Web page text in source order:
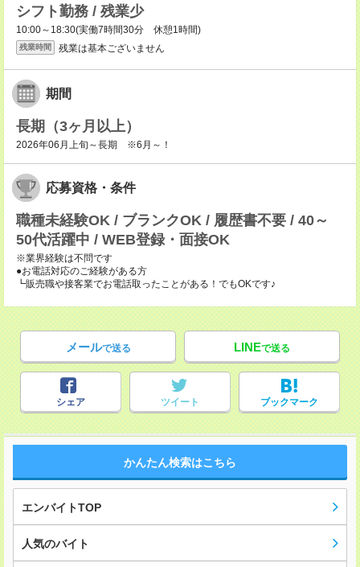
シフト勤務 / 残業少
10:00～18:30(実働7時間30分 休憩1時間)
残業時間 残業は基本ございません
期間
長期（3ヶ月以上）
2026年06月上旬～長期 ※6月～！
応募資格・条件
職種未経験OK / ブランクOK / 履歴書不要 / 40～
50代活躍中 / WEB登録・面接OK
※業界経験は不問です
●お電話対応のご経験がある方
┗販売職や接客業でお電話取ったことがある！でもOKです♪
メールで送る LINEで送る
シェア ツイート ブックマーク
かんたん検索はこちら
エンバイトTOP
人気のバイト